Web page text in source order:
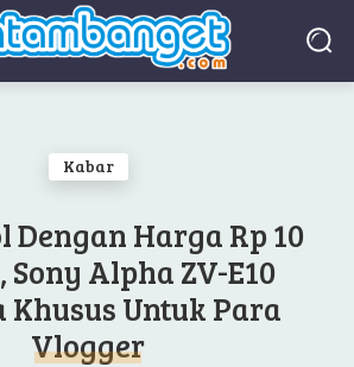
Kabar
Dengan Harga Rp 10
Alpha ZV-E10
Khusus Untuk Para
Vlogger